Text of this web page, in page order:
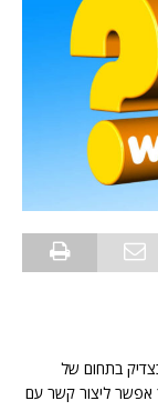
בתחום של
אפשר ליצור קשר עם